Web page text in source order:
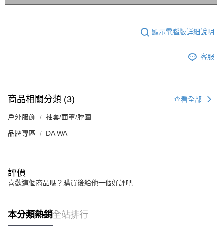
顯示電腦版詳細說明
客服
商品相關分類 (3) 查看全部
戶外服飾 袖套/面罩/脖圍
品牌專區 DAIWA
評價
喜歡這個商品嗎？購買後給他一個好評吧
本分類熱銷全站排行